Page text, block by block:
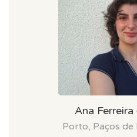
Ana Ferreira
Porto, Paços de